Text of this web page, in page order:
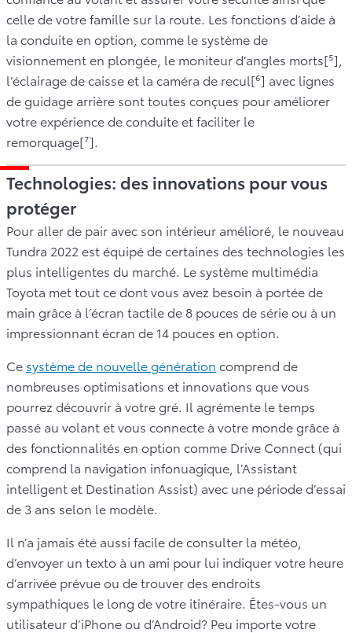
celle de votre famille sur la route. Les fonctions d’aide à
la conduite en option, comme le système de
visionnement en plongée, le moniteur d’angles morts[⁵],
l’éclairage de caisse et la caméra de recul[⁶] avec lignes
de guidage arrière sont toutes conçues pour améliorer
votre expérience de conduite et faciliter le
remorquage[⁷].
Technologies: des innovations pour vous
protéger
Pour aller de pair avec son intérieur amélioré, le nouveau
Tundra 2022 est équipé de certaines des technologies les
plus intelligentes du marché. Le système multimédia
Toyota met tout ce dont vous avez besoin à portée de
main grâce à l’écran tactile de 8 pouces de série ou à un
impressionnant écran de 14 pouces en option.
Ce système de nouvelle génération comprend de
nombreuses optimisations et innovations que vous
pourrez découvrir à votre gré. Il agrémente le temps
passé au volant et vous connecte à votre monde grâce à
des fonctionnalités en option comme Drive Connect (qui
comprend la navigation infonuagique, l’Assistant
intelligent et Destination Assist) avec une période d’essai
de 3 ans selon le modèle.
Il n’a jamais été aussi facile de consulter la météo,
d’envoyer un texto à un ami pour lui indiquer votre heure
d’arrivée prévue ou de trouver des endroits
sympathiques le long de votre itinéraire. Êtes-vous un
utilisateur d’iPhone ou d’Android? Peu importe votre